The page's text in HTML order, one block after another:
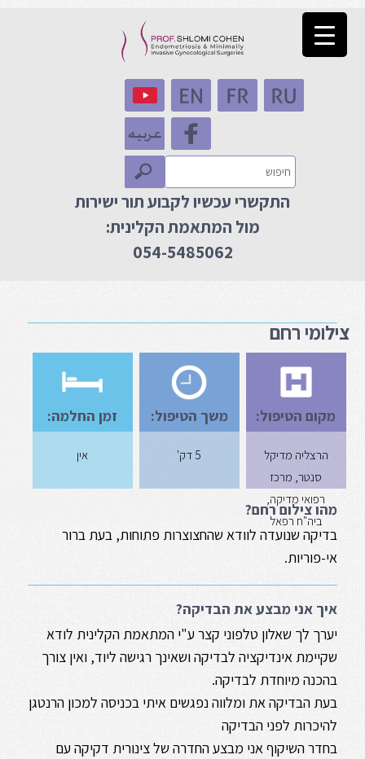
התקשרי עכשיו לקבוע תור ישירות
מול המתאמת הקלינית:
054-5485062
צילומי רחם
מקום הטיפול:
הרצליה מדיקל
סנטר, מרכז
רפואי מדיקה,
ביה"ח רפאל
משך הטיפול:
5 דק'
זמן החלמה:
אין
מהו צילום רחם?
בדיקה שנועדה לוודא שהחצוצרות פתוחות, בעת ברור
אי-פוריות.
איך אני מבצע את הבדיקה?
יערך לך שאלון טלפוני קצר ע"י המתאמת הקלינית לודא
שקיימת אינדיקציה לבדיקה ושאינך רגישה ליוד, ואין צורך
בהכנה מיוחדת לבדיקה.
בעת הבדיקה את ומלווה נפגשים איתי בכניסה למכון הרנטגן
להיכרות לפני הבדיקה
בחדר השיקוף אני מבצע החדרה של צינורית דקיקה עם